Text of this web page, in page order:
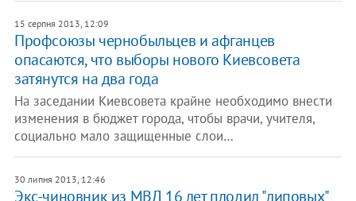
15 серпня 2013, 12:09
Профсоюзы чернобыльцев и афганцев
опасаются, что выборы нового Киевсовета
затянутся на два года
На заседании Киевсовета крайне необходимо внести
изменения в бюджет города, чтобы врачи, учителя,
социально мало защищенные слои…
30 липня 2013, 12:46
Экс-чиновник из МВД 16 лет плодил "липовых"